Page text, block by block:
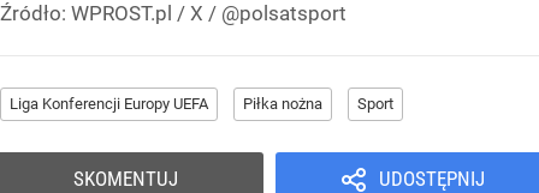
Źródło: WPROST.pl / X / @polsatsport
Liga Konferencji Europy UEFA Piłka nożna Sport
UDOSTĘPNIJ
SKOMENTUJ